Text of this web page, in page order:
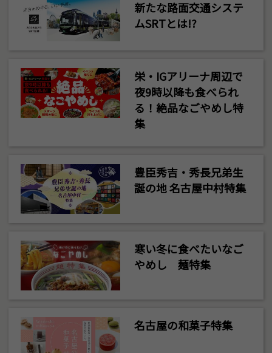
新たな路面交通システ
ムSRTとは!?
栄・IGアリーナ周辺で
夜9時以降も食べられ
る！絶品なごやめし特
集
豊臣秀吉・秀長兄弟生
誕の地 名古屋中村特集
寒い冬に食べたいなご
やめし 麺特集
名古屋の和菓子特集